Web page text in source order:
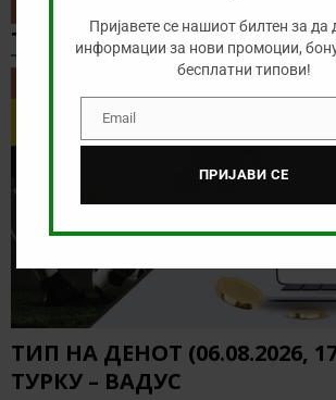
ТИП НА ДЕНОТ
ТИП НА ДЕНОТ (06.08.2026,
ТУРКУ – ВАДУС
Пријавете се нашиот билтен за да
информации за нови промоции,
бесплатни типови!
EmailEmail
ПРИЈАВИ СЕ